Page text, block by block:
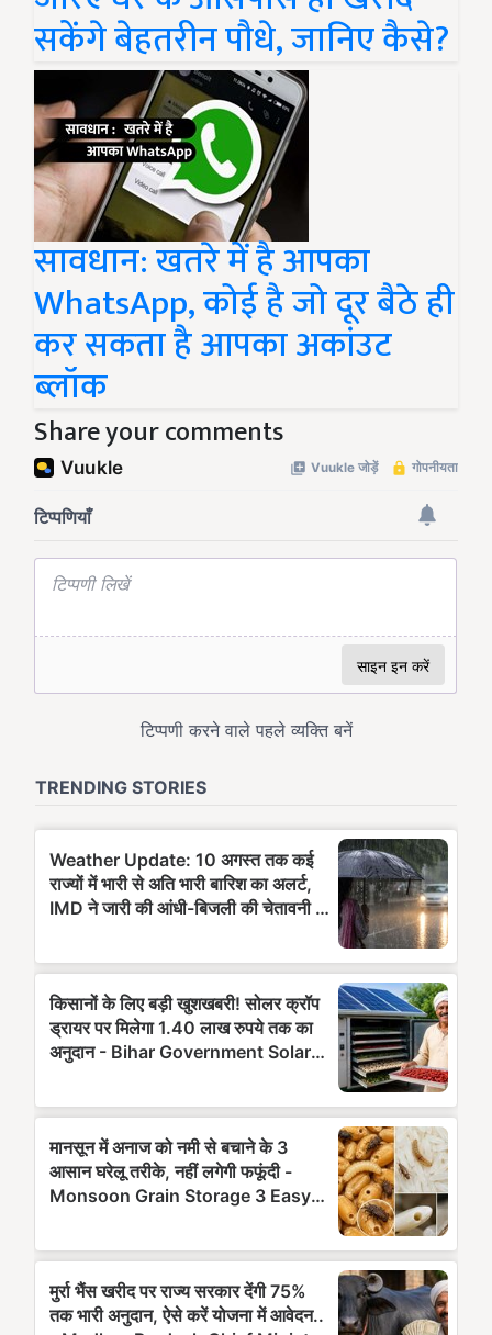
सकेंगे बेहतरीन पौधे, जानिए कैसे?
सावधान: खतरे में है आपका
WhatsApp, कोई है जो दूर बैठे ही
कर सकता है आपका अकांउट
ब्लॉक
Share your comments